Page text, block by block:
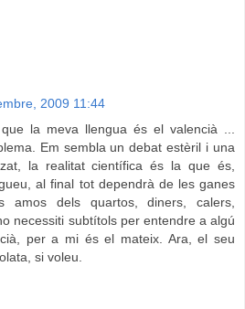
2009 11:44
la meva llengua és el valencià ...
Em sembla un debat estèril i una
la realitat científica és la que és,
al final tot dependrà de les ganes
amos dels quartos, diners, calers,
necessiti subtítols per entendre a algú
per a mi és el mateix. Ara, el seu
si voleu.